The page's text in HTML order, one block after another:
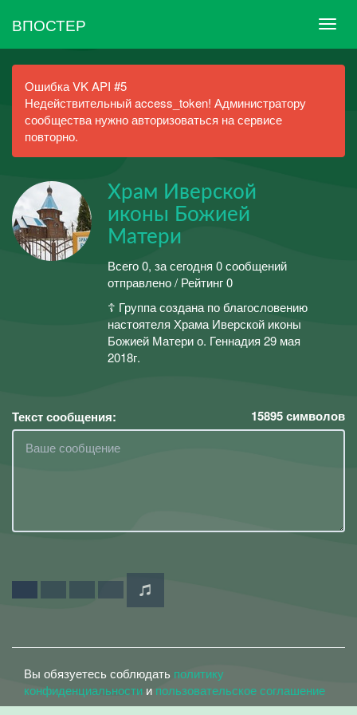
ВПОСТЕР
Ошибка VK API #5
Недействительный access_token! Администратору
сообщества нужно авторизоваться на сервисе
повторно.
Храм Иверской
иконы Божией
Матери
Всего 0, за сегодня 0 сообщений
отправлено / Рейтинг 0
☦ Группа создана по благословению
настоятеля Храма Иверской иконы
Божией Матери о. Геннадия 29 мая
2018г.
Текст сообщения: 15895символов
Вы обязуетесь соблюдать политику
конфиденциальности и пользовательское соглашение